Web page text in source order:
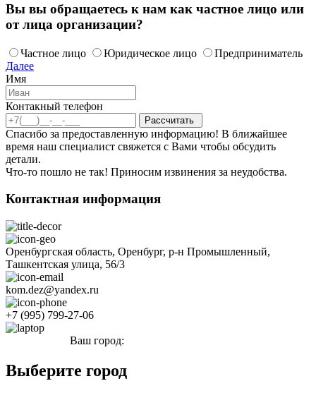
Вы вы обращаетесь к нам как частное лицо или
от лица организации?
Частное лицо Юридическое лицо
Предприниматель
Далее
Имя
Контакный телефон
Спасибо за предоставленную информацию! В ближайшее
время наш специалист свяжется с Вами чтобы обсудить
детали.
Что-то пошло не так! Приносим извинения за неудобства.
Контактная информация
Оренбургская область, Оренбург, р-н Промышленный,
Ташкентская улица, 56/3
kom.dez@yandex.ru
+7 (995) 799-27-06
Ваш город:
Выберите город